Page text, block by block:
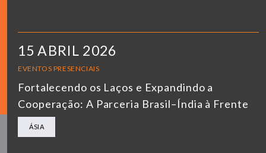
15 ABRIL 2026
EVENTOS PRESENCIAIS
Fortalecendo os Laços e Expandindo a
Cooperação: A Parceria Brasil–Índia à Frente
ÁSIA